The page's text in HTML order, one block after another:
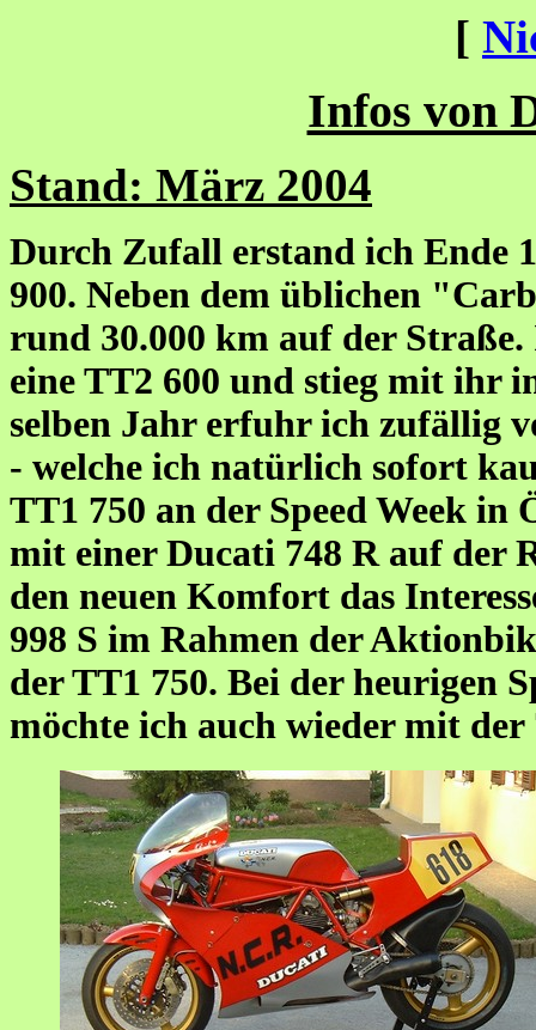
[
Infos von
Stand: März 2004
Durch Zufall erstand ich Ende
900. Neben dem üblichen
rund 30.000 km auf der
eine TT2 600 und stieg mit ihr
selben Jahr erfuhr ich zufällig
- welche ich natürlich sofort
TT1 750 an der Speed Week
mit einer Ducati 748 R auf der
den neuen Komfort das
998 S im Rahmen der
der TT1 750. Bei der heurigen
möchte ich auch wieder mit der